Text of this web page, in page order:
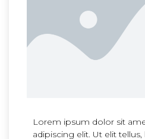
Lorem ipsum dolor sit
adipiscing elit. Ut elit